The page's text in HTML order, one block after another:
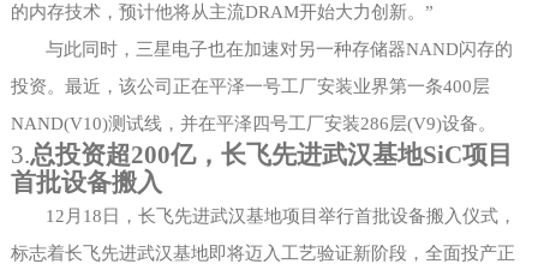
的内存技术，预计他将从主流DRAM开始大力创新。”
与此同时，三星电子也在加速对另一种存储器NAND闪存的
投资。最近，该公司正在平泽一号工厂安装业界第一条400层
NAND(V10)测试线，并在平泽四号工厂安装286层(V9)设备。
3.总投资超200亿，长飞先进武汉基地SiC项目
首批设备搬入
12月18日，长飞先进武汉基地项目举行首批设备搬入仪式，
标志着长飞先进武汉基地即将迈入工艺验证新阶段，全面投产正